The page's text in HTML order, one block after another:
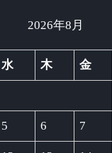
2026年8月
水 木 金
5 6 7